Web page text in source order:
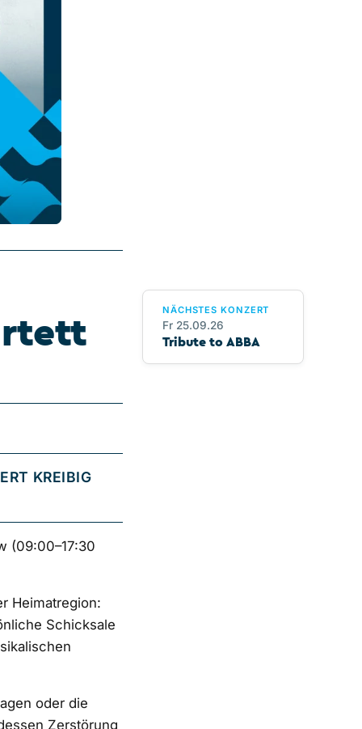
NÄCHSTES KONZERT
Fr 25.09.26
Tribute to ABBA
KREIBIG
(09:00–17:30
Heimatregion:
Schicksale
oder die
Zerstörung